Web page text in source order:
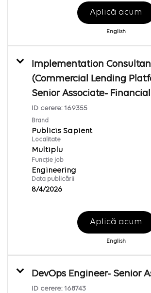
Aplică acum
English
Implementation
(Commercial Lending
Senior Associate-
ID cerere: 169355
Brand
Publicis Sapient
Localitate
Multiplu
Funcție job
Engineering
Data publicării
8/4/2026
Aplică acum
English
DevOps Engineer- Senior
ID cerere: 168743